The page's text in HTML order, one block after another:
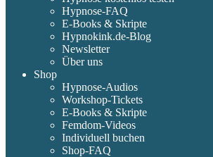
Hypnose-FAQ
E-Books & Skripte
Hypnokink.de-Blog
Newsletter
Über uns
Shop
Hypnose-Audios
Workshop-Tickets
E-Books & Skripte
Femdom-Videos
Individuell buchen
Shop-FAQ